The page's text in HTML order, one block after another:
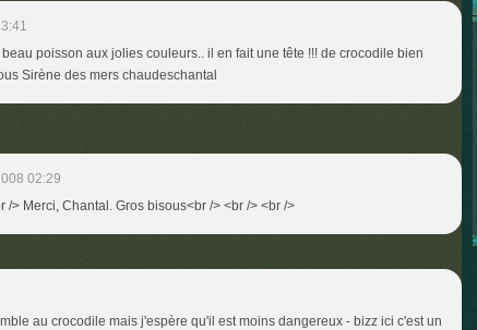
poisson aux jolies couleurs.. il en fait une tête !!! de crocodile bien
Sirène des mers chaudeschantal
02:29
/> Merci, Chantal. Gros bisous<br /> <br /> <br />
au crocodile mais j'espère qu'il est moins dangereux - bizz ici c'est un